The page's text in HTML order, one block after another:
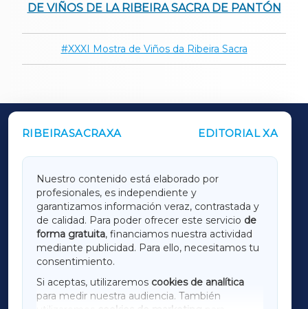
DE VIÑOS DE LA RIBEIRA SACRA DE PANTÓN
XXXI Mostra de Viños da Ribeira Sacra
RIBEIRASACRAXA EDITORIAL XA
Nuestro contenido está elaborado por
profesionales, es independiente y
garantizamos información veraz, contrastada y
de calidad. Para poder ofrecer este servicio de
forma gratuita, financiamos nuestra actividad
mediante publicidad. Para ello, necesitamos tu
consentimiento.
Si aceptas, utilizaremos cookies de analítica
para medir nuestra audiencia. También
OUTROS PERIÓDICOS
LUGOXA
TERRACHAXA